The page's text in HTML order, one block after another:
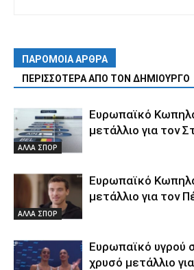
ΠΑΡΟΜΟΙΑ ΑΡΘΡΑ
ΠΕΡΙΣΣΟΤΕΡΑ ΑΠΟ ΤΟΝ ΔΗΜΙΟΥΡΓΟ
ΑΛΛΑ ΣΠΟΡ
Ευρωπαϊκό
μετάλλιο για τον
ΑΛΛΑ ΣΠΟΡ
Ευρωπαϊκό
μετάλλιο για τον
Ευρωπαϊκό υγρού
χρυσό μετάλλιο